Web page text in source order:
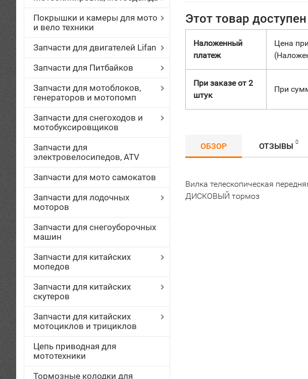
Покрышки и камеры для мото
и вело техники
Запчасти для двигателей Lifan
Запчасти для Питбайков
Запчасти для мотоблоков,
генераторов и мотопомп
Запчасти для снегоходов и
мотобуксировщиков
Запчасти для
электровелосипедов, ATV
Запчасти для мото самокатов
Запчасти для лодочных
моторов
Запчасти для снегоуборочных
машин
Запчасти для китайских
мопедов
Запчасти для китайских
скутеров
Запчасти для китайских
мотоциклов и трициклов
Цепь приводная для
мототехники
Тормозные колодки для
Этот товар
Наложенный
платеж
Цена
При заказе от 2
штук
При
ОБЗОР ОТЗЫВЫ 0
Вилка телескопическая
ДИСКОВЫЙ тормоз